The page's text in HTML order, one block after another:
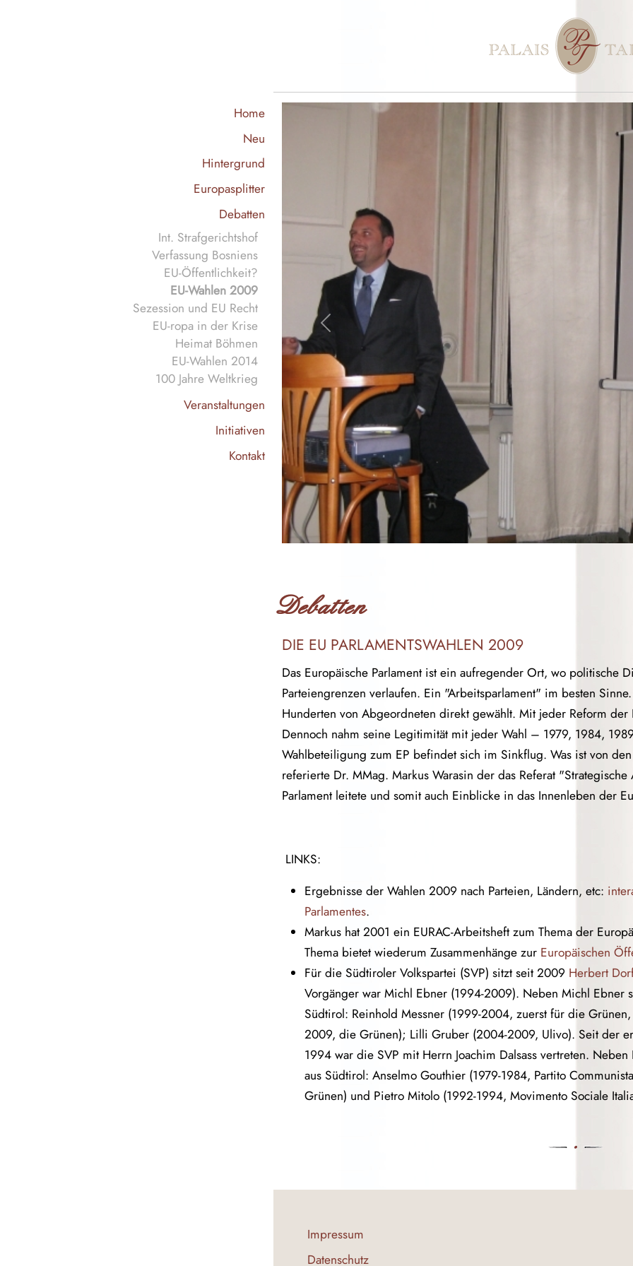
x
Home
Neu
Hintergrund
Europasplitter
Debatten
Int. Strafgerichtshof
Verfassung Bosniens
EU-Öffentlichkeit?
EU-Wahlen 2009
Sezession und EU Recht
EU-ropa in der Krise
Heimat Böhmen
EU-Wahlen 2014
100 Jahre Weltkrieg
Veranstaltungen
Initiativen
Kontakt
Previous
Debatten
DIE EU PARLAMENTSWAHLEN 2009
Das Europäische Parlament ist ein aufregender Ort, wo politische
Parteiengrenzen verlaufen. Ein "Arbeitsparlament" im besten
Hunderten von Abgeordneten direkt gewählt. Mit jeder Reform der
Dennoch nahm seine Legitimität mit jeder Wahl – 1979, 1984,
Wahlbeteiligung zum EP befindet sich im Sinkflug. Was ist von
referierte Dr. MMag. Markus Warasin der das Referat
Parlament leitete und somit auch Einblicke in das Innenleben der
LINKS:
Ergebnisse der Wahlen 2009 nach Parteien, Ländern, etc:
Parlamentes.
Markus hat 2001 ein EURAC-Arbeitsheft zum Thema der
Thema bietet wiederum Zusammenhänge zur Europäischen
Für die Südtiroler Volkspartei (SVP) sitzt seit 2009 Herbert
Vorgänger war Michl Ebner (1994-2009). Neben Michl Ebner
Südtirol: Reinhold Messner (1999-2004, zuerst für die
2009, die Grünen); Lilli Gruber (2004-2009, Ulivo). Seit der
1994 war die SVP mit Herrn Joachim Dalsass vertreten.
aus Südtirol: Anselmo Gouthier (1979-1984, Partito
Grünen) und Pietro Mitolo (1992-1994, Movimento Sociale
Impressum
Datenschutz